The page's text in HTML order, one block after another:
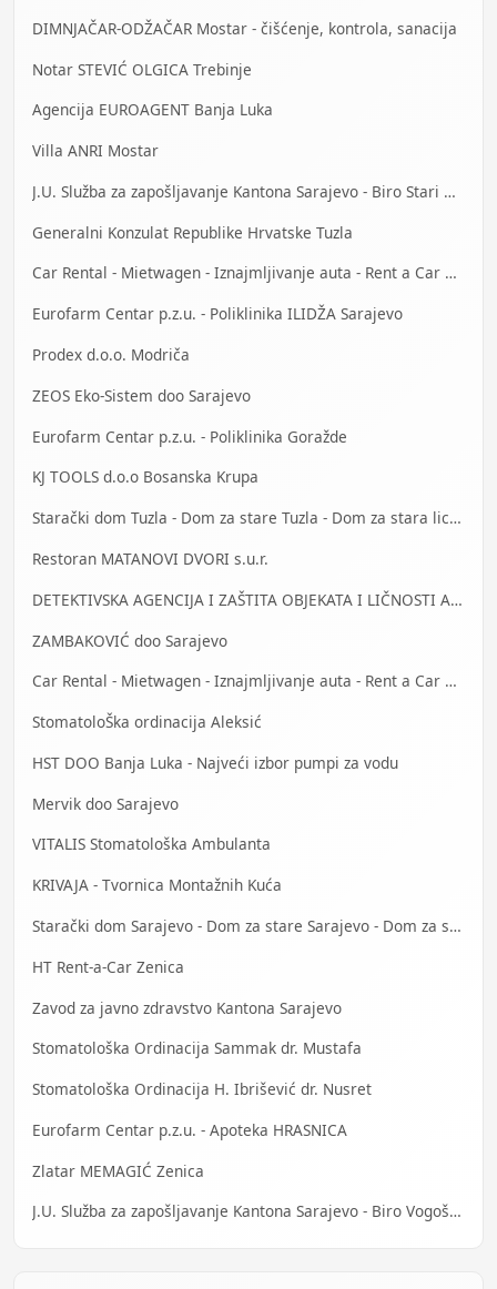
DIMNJAČAR-ODŽAČAR Mostar - čišćenje, kontrola, sanacija
Notar STEVIĆ OLGICA Trebinje
Agencija EUROAGENT Banja Luka
Villa ANRI Mostar
J.U. Služba za zapošljavanje Kantona Sarajevo - Biro Stari Grad
Generalni Konzulat Republike Hrvatske Tuzla
Car Rental - Mietwagen - Iznajmljivanje auta - Rent a Car Banja Luka
Eurofarm Centar p.z.u. - Poliklinika ILIDŽA Sarajevo
Prodex d.o.o. Modriča
ZEOS Eko-Sistem doo Sarajevo
Eurofarm Centar p.z.u. - Poliklinika Goražde
KJ TOOLS d.o.o Bosanska Krupa
Starački dom Tuzla - Dom za stare Tuzla - Dom za stara lica Tuzla
Restoran MATANOVI DVORI s.u.r.
DETEKTIVSKA AGENCIJA I ZAŠTITA OBJEKATA I LIČNOSTI ALFA DM Travnik
ZAMBAKOVIĆ doo Sarajevo
Car Rental - Mietwagen - Iznajmljivanje auta - Rent a Car Bihać
StomatoloŠka ordinacija Aleksić
HST DOO Banja Luka - Najveći izbor pumpi za vodu
Mervik doo Sarajevo
VITALIS Stomatološka Ambulanta
KRIVAJA - Tvornica Montažnih Kuća
Starački dom Sarajevo - Dom za stare Sarajevo - Dom za stara lica Sarajevo
HT Rent-a-Car Zenica
Zavod za javno zdravstvo Kantona Sarajevo
Stomatološka Ordinacija Sammak dr. Mustafa
Stomatološka Ordinacija H. Ibrišević dr. Nusret
Eurofarm Centar p.z.u. - Apoteka HRASNICA
Zlatar MEMAGIĆ Zenica
J.U. Služba za zapošljavanje Kantona Sarajevo - Biro Vogošća